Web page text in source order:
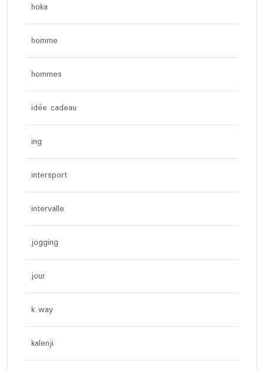
hoka
homme
hommes
idée cadeau
ing
intersport
intervalle
jogging
jour
k way
kalenji